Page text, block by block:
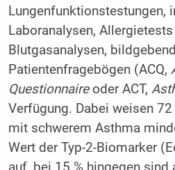
Lungenfunktionstestungen,
Laboranalysen,
Blutgasanalysen,
Patientenfragebögen (ACQ,
Questionnaireoder ACT,
Verfügung. Dabei weisen
mit schwerem Asthma
Wert der Typ-2-Biomarker